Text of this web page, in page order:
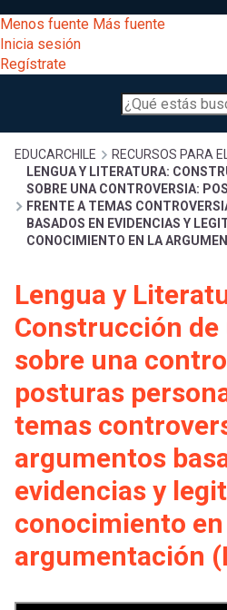
al
contenido
principal
[Educarchile
Escritorio]
Menú
entrar
a
mi
cuenta
Menos fuente Más fuente
Inicia sesión
Regístrate
Buscar
Menú
principal
Desarrollo
Expand
Gestión
curricular
Expand
Comunidad
Exploración
Mobile]
Menú
entrar
sesión
Regístrate
enlaces
de
ayuda
a
la
EDUCARCHILE
RECURSOS PARA
LENGUA Y LITERATURA:
SOBRE UNA CONTROVERSIA:
FRENTE A TEMAS
BASADOS EN EVIDENCIAS Y
CONOCIMIENTO EN LA
Lengua y
Construcción
sobre una
posturas
temas
argumentos
evidencias y
conocimiento
argumentación